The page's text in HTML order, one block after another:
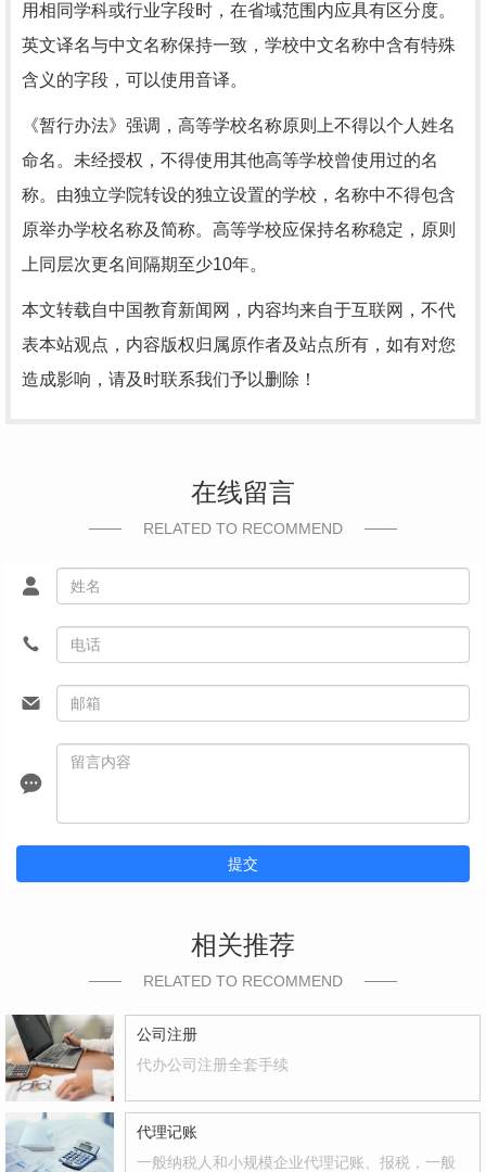
用相同学科或行业字段时，在省域范围内应具有区分度。
英文译名与中文名称保持一致，学校中文名称中含有特殊
含义的字段，可以使用音译。
《暂行办法》强调，高等学校名称原则上不得以个人姓名
命名。未经授权，不得使用其他高等学校曾使用过的名
称。由独立学院转设的独立设置的学校，名称中不得包含
原举办学校名称及简称。高等学校应保持名称稳定，原则
上同层次更名间隔期至少10年。
本文转载自中国教育新闻网，内容均来自于互联网，不代
表本站观点，内容版权归属原作者及站点所有，如有对您
造成影响，请及时联系我们予以删除！
在线留言
RELATED TO RECOMMEND
提交
相关推荐
RELATED TO RECOMMEND
公司注册
代办公司注册全套手续
代理记账
一般纳税人和小规模企业代理记账、报税，一般